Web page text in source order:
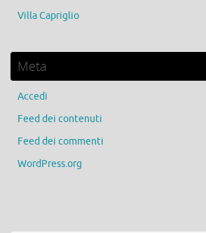
Villa Capriglio
Meta
Accedi
Feed dei contenuti
Feed dei commenti
WordPress.org